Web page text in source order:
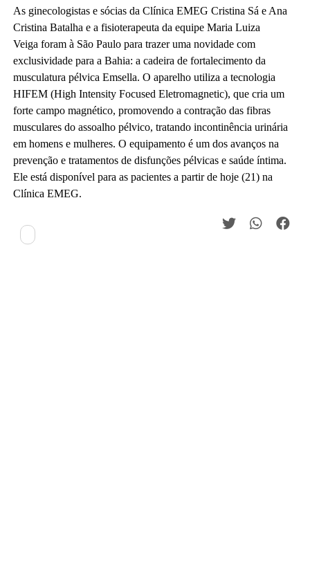
As ginecologistas e sócias da Clínica EMEG Cristina Sá e Ana
Cristina Batalha e a fisioterapeuta da equipe Maria Luiza
Veigaforam à São Paulo para trazer uma novidade com
exclusividade para a Bahia: a cadeira de fortalecimento da
musculatura pélvica Emsella. O aparelho utiliza a tecnologia
HIFEM (High Intensity Focused Eletromagnetic), que cria um
forte campo magnético, promovendo a contração das fibras
musculares do assoalho pélvico, tratando incontinência urinária
em homens e mulheres. O equipamento é um dos avanços na
prevenção e tratamentos de disfunções pélvicas e saúde íntima.
Ele está disponível para as pacientes a partir dehoje (21)na
Clínica EMEG.